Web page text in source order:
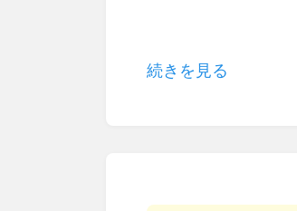
続きを見る